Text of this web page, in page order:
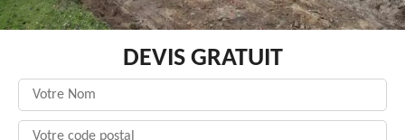
DEVIS GRATUIT